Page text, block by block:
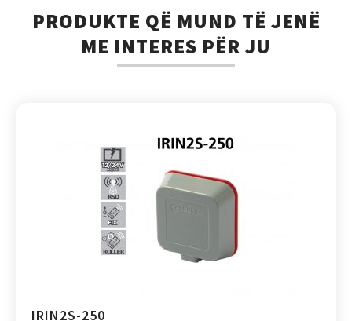
PRODUKTE QË MUND TË JENË
ME INTERES PËR JU
IRIN2S-250